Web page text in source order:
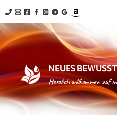
Inhalt
springen
NEUES
Herzlich willkommen auf